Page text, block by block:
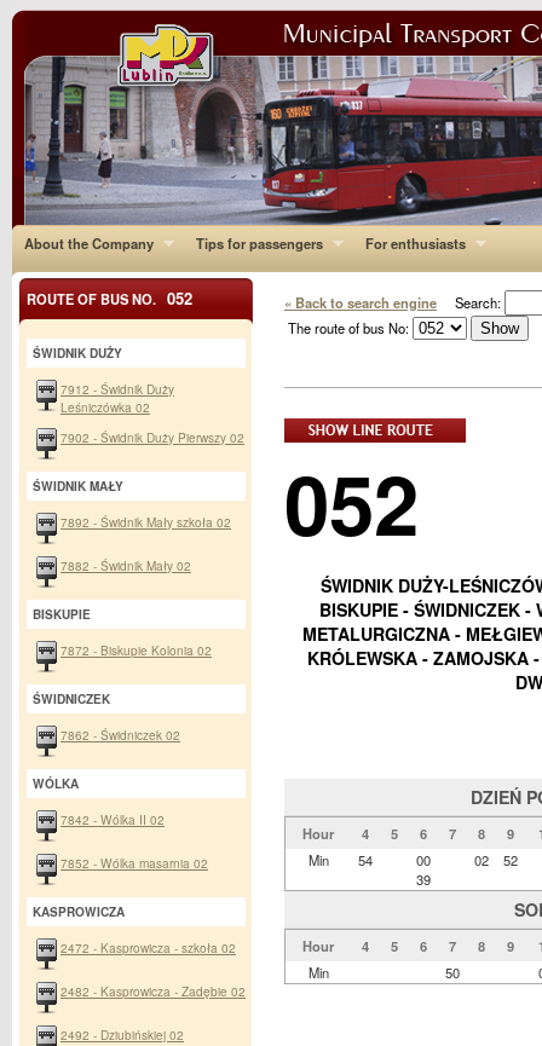
About the Company Tips for passengers For enthusiasts
« Back to search engine Search:
The route of bus No:
052
ŚWIDNIK DUŻY-
BISKUPIE - ŚWIDNICZEK -
METALURGICZNA -
KRÓLEWSKA - ZAMOJSKA
DZIEŃ
Hour 4 5 6 7 8 9
Min
54
00
39
02 52
Hour 4 5 6 7 8 9
Min
50
ROUTE OF BUS NO. 052
ŚWIDNIK DUŻY
7912 - Świdnik Duży
Leśniczówka 02
7902 - Świdnik Duży Pierwszy 02
ŚWIDNIK MAŁY
7892 - Świdnik Mały szkoła 02
7882 - Świdnik Mały 02
BISKUPIE
7872 - Biskupie Kolonia 02
ŚWIDNICZEK
7862 - Świdniczek 02
WÓLKA
7842 - Wólka II 02
7852 - Wólka masarnia 02
KASPROWICZA
2472 - Kasprowicza - szkoła 02
2482 - Kasprowicza - Zadębie 02
2492 - Dziubińskiej 02